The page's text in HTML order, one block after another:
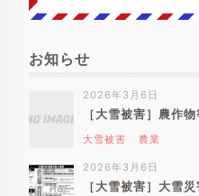
お知らせ
2026年3月6日
［大雪被害］農作
大雪被害 農業
2026年3月6日
［大雪被害］大雪